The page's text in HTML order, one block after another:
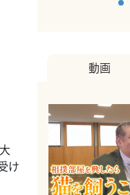
け
動画